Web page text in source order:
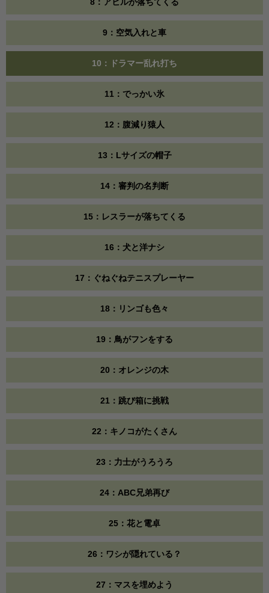
9：空気入れと車
10：ドラマー乱れ打ち
11：でっかい氷
12：腹減り猿人
13：Lサイズの帽子
14：審判の名判断
15：レスラーが落ちてくる
16：犬と洋ナシ
17：ぐねぐねテニスプレーヤー
18：リンゴも色々
19：鳥がフンをする
20：オレンジの木
21：跳び箱に挑戦
22：キノコがたくさん
23：力士がうろうろ
24：ABC兄弟再び
25：花と電卓
26：ワシが隠れている？
27：マスを埋めよう